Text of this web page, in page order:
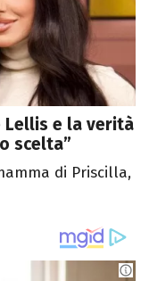
Lellis e la verità
scelta”
di Priscilla,